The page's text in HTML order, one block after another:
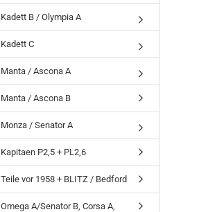
Kadett B / Olympia A
Kadett C
Manta / Ascona A
Manta / Ascona B
Monza / Senator A
Kapitaen P2,5 + PL2,6
Teile vor 1958 + BLITZ / Bedford
Omega A/Senator B, Corsa A,